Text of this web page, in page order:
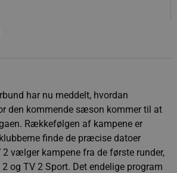
har nu meddelt, hvordan
den kommende sæson kommer til at
Rækkefølgen af kampene er
finde de præcise datoer
vælger kampene fra de første runder,
og TV 2 Sport. Det endelige program